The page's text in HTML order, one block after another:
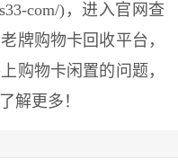
com/)，进入官网查
牌购物卡回收平台，
购物卡闲置的问题，
解更多！